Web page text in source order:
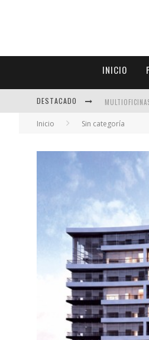
INICIO
DESTACADO
ABAD
COLINEAL –
ADRIANA
Inicio Sin categoría